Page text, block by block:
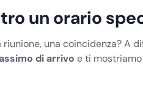
un orario
riunione, una coincidenza?
di arrivo e ti